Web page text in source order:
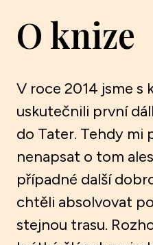
O knize
V roce 2014 jsme s
uskutečnili první
do Tater. Tehdy mi
nenapsat o tom
případné další
chtěli absolvovat
stejnou trasu.